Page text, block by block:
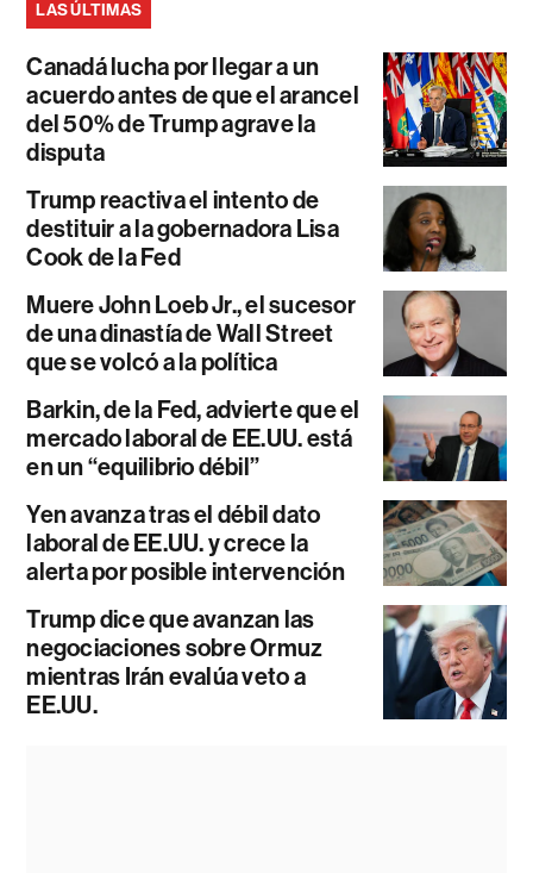
LAS ÚLTIMAS
Canadá lucha por llegar a un
acuerdo antes de que el arancel
del 50% de Trump agrave la
disputa
Trump reactiva el intento de
destituir a la gobernadora Lisa
Cook de la Fed
Muere John Loeb Jr., el sucesor
de una dinastía de Wall Street
que se volcó a la política
Barkin, de la Fed, advierte que el
mercado laboral de EE.UU. está
en un “equilibrio débil”
Yen avanza tras el débil dato
laboral de EE.UU. y crece la
alerta por posible intervención
Trump dice que avanzan las
negociaciones sobre Ormuz
mientras Irán evalúa veto a
EE.UU.